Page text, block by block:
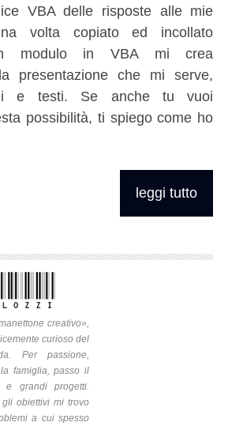
VBA delle risposte alle mie
volta copiato ed incollato
modulo in VBA mi crea
presentazione che mi serve,
e testi. Se anche tu vuoi
possibilità, ti spiego come ho
leggi tutto
creativo»,
curioso del
Per passione,
famiglia, passo il
grandi progetti.
obiettivi mi trovo
a cui spesso